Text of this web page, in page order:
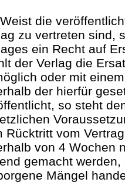
die
zu vertreten sind,
ein Recht auf
der Verlag die
oder mit
der hierfür
so steht
Rücktritt vom
von 4 Wochen
gemacht
Mängel